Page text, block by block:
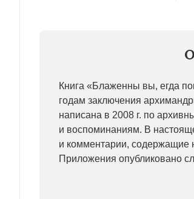
Книга «Блаженны вы, егда
годам заключения
написана в 2008 г. по
и воспоминаниям. В
и комментарии,
Приложения опубликовано